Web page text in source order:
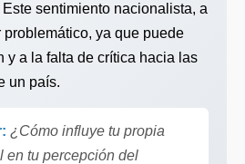
sentimiento nacionalista, a
problemático, ya que puede
y a la falta de crítica hacia las
un país.
¿Cómo influye tu propia
en tu percepción del